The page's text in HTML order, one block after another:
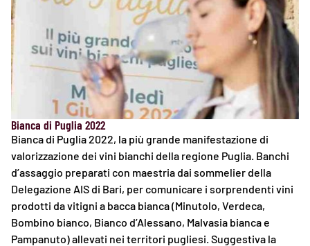
Bianca di Puglia 2022
Bianca di Puglia 2022, la più grande manifestazione di
valorizzazione dei vini bianchi della regione Puglia. Banchi
d’assaggio preparati con maestria dai sommelier della
Delegazione AIS di Bari, per comunicare i sorprendenti vini
prodotti da vitigni a bacca bianca (Minutolo, Verdeca,
Bombino bianco, Bianco d’Alessano, Malvasia bianca e
Pampanuto) allevati nei territori pugliesi. Suggestiva la